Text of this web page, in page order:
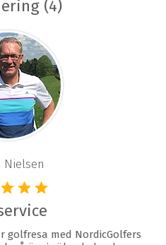
(4)
Nielsen
golfresa med NordicGolfers